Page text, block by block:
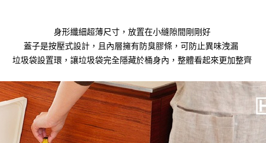
身形纖細超薄尺寸，放置在小縫隙間剛剛好
蓋子是按壓式設計，且內層擁有防臭膠條，可防止異味洩漏
垃圾袋設置環，讓垃圾袋完全隱藏於桶身內，整體看起來更加整齊